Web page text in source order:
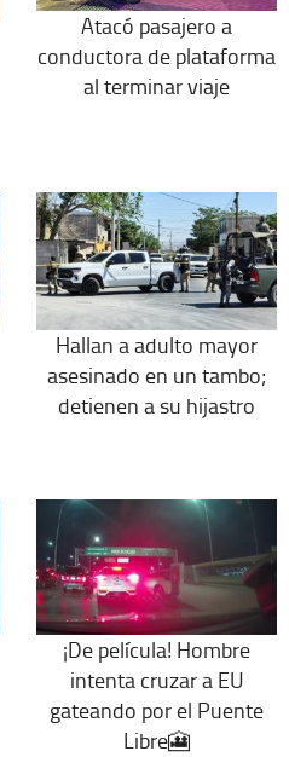
Atacó pasajero a
conductora de plataforma
al terminar viaje
Hallan a adulto mayor
asesinado en un tambo;
detienen a su hijastro
¡De película! Hombre
intenta cruzar a EU
gateando por el Puente
Libre🎦